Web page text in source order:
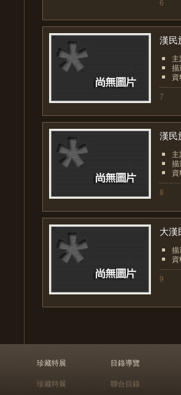
6
漢民
描
7
漢民
描
8
大漢
描
9
珍藏特展
珍藏特展
目錄導覽
聯合目錄